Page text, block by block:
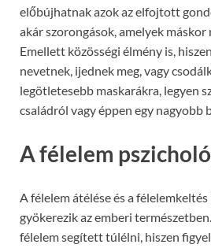
előbújhatnak azok az elfojtott
akár szorongások, amelyek
Emellett közösségi élmény is,
nevetnek, ijednek meg, vagy
legötletesebb maskarákra, legyen
családról vagy éppen egy nagyobb
A félelem
A félelem átélése és a
gyökerezik az emberi
félelem segített túlélni, hiszen